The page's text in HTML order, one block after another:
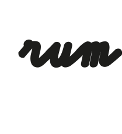
contenuto